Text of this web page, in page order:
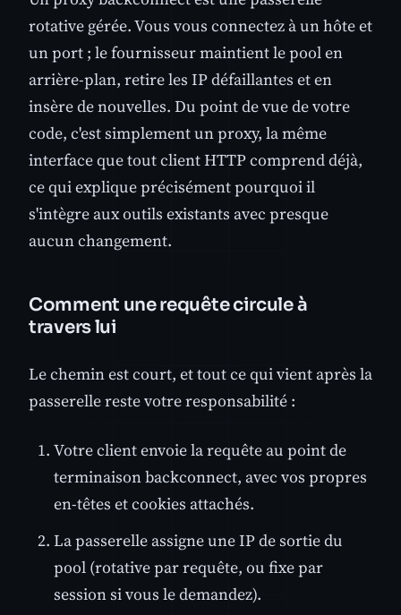
rotative gérée. Vous vous connectez à un hôte et
un port ; le fournisseur maintient le pool en
arrière-plan, retire les IP défaillantes et en
insère de nouvelles. Du point de vue de votre
code, c'est simplement un proxy, la même
interface que tout client HTTP comprend déjà,
ce qui explique précisément pourquoi il
s'intègre aux outils existants avec presque
aucun changement.
Comment une requête circule à
travers lui
Le chemin est court, et tout ce qui vient après la
passerelle reste votre responsabilité :
Votre client envoie la requête au point de
terminaison backconnect, avec vos propres
en-têtes et cookies attachés.
La passerelle assigne une IP de sortie du
pool (rotative par requête, ou fixe par
session si vous le demandez).